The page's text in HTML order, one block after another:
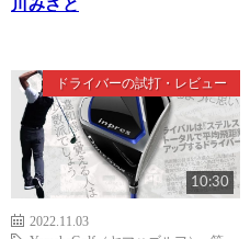
川みさと
ドライバーの試打・レビュー
10:30
2022.11.03